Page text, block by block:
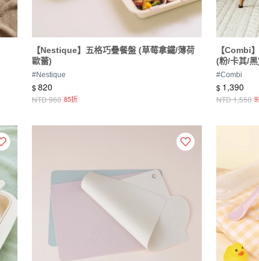
【Nestique】五格巧疊餐盤 (草莓拿鐵/薄荷
歐蕾)
#Nestique
$820
NTD960 85折
【Combi
(粉/卡其/黑
#Combi
$ 1,390
NTD1,550